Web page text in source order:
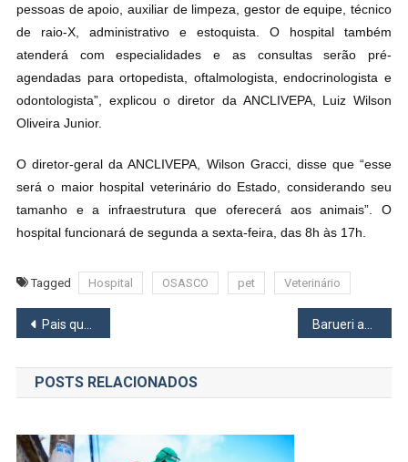
pessoas de apoio, auxiliar de limpeza, gestor de equipe, técnico
de raio-X, administrativo e estoquista. O hospital também
atenderá com especialidades e as consultas serão pré-
agendadas para ortopedista, oftalmologista, endocrinologista e
odontologista”, explicou o diretor da ANCLIVEPA, Luiz Wilson
Oliveira Junior.
O diretor-geral da ANCLIVEPA, Wilson Gracci, disse que “esse
será o maior hospital veterinário do Estado, considerando seu
tamanho e a infraestrutura que oferecerá aos animais”. O
hospital funcionará de segunda a sexta-feira, das 8h às 17h.
Tagged Hospital OSASCO pet Veterinário
Navegação
de
Post
Pais que não compreenderam a importância de serem pais!
POSTS RELACIONADOS